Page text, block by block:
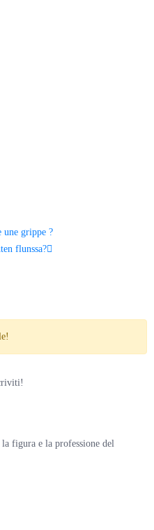
une grippe ?
flunssa?
figura e la professione del